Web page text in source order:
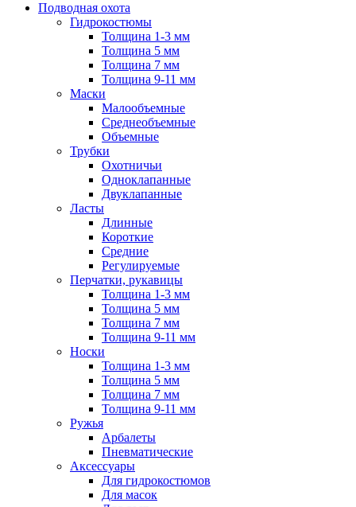
Подводная охота
Гидрокостюмы
Толщина 1-3 мм
Толщина 5 мм
Толщина 7 мм
Толщина 9-11 мм
Маски
Малообъемные
Среднеобъемные
Объемные
Трубки
Охотничьи
Одноклапанные
Двуклапанные
Ласты
Длинные
Короткие
Средние
Регулируемые
Перчатки, рукавицы
Толщина 1-3 мм
Толщина 5 мм
Толщина 7 мм
Толщина 9-11 мм
Носки
Толщина 1-3 мм
Толщина 5 мм
Толщина 7 мм
Толщина 9-11 мм
Ружья
Арбалеты
Пневматические
Аксессуары
Для гидрокостюмов
Для масок